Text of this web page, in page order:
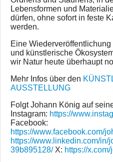
Lebensformen und
dürfen, ohne sofort in feste
werden.
Eine
und künstlerische
wir Natur heute überhaupt
Mehr Infos über den
AUSSTELLUNG
Folgt Johann König auf
Instagram: https://
Facebook:
https://www.facebook.com/
https://www.linkedin.com/in/
39b895128/X: https://